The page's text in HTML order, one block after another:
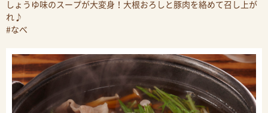
しょうゆ味のスープが大変身！大根おろしと豚肉を絡めて召し上が
れ♪
#なべ